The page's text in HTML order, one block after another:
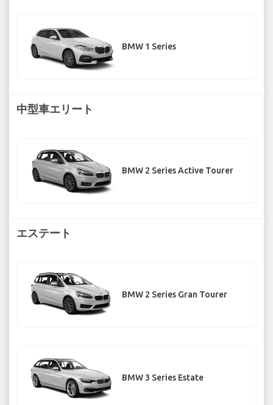
BMW 1 Series
中型車エリート
BMW 2 Series Active Tourer
エステート
BMW 2 Series Gran Tourer
BMW 3 Series Estate